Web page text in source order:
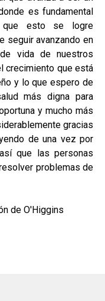
es fundamental
que esto se logre
seguir avanzando en
vida de nuestros
crecimiento que está
y lo que espero de
más digna para
y mucho más
gracias
de una vez por
que las personas
problemas de
de O'Higgins